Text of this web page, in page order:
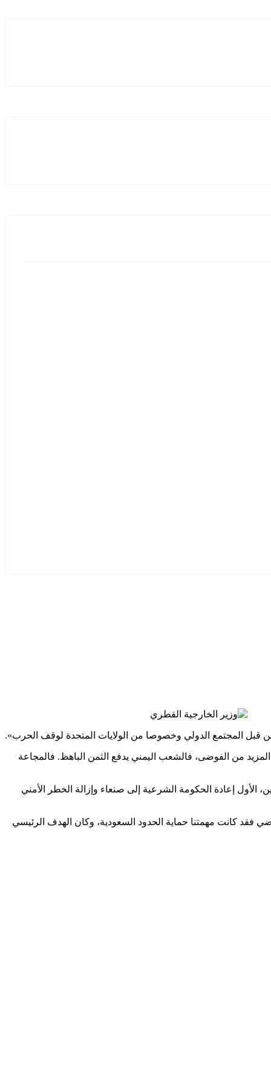
من الفوضى، فالشعب اليمني يدفع الثمن الباهظ. فالمجاعة
إعادة الحكومة الشرعية إلى صنعاء وإزالة الخطر الأمني
كانت مهمتنا حماية الحدود السعودية، وكان الهدف الرئيسي